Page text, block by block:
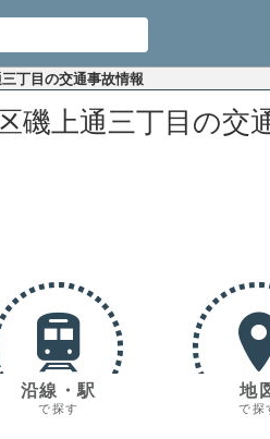
丁目の交通事故情報
磯上通三丁目の交
沿線・駅
で探す
地
で探